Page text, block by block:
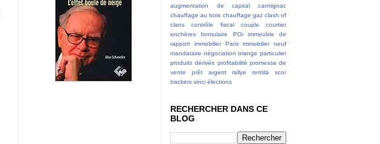
augmentation de capital
carmignac
chauffage au bois chauffage gaz clash of
clans
contrôle fiscal couple
courtier
enchères
formulaire POi
immeuble de
rapport
immobilier Paris
immobilier neuf
mandataire négociation orange particulier
produits dérivés profitabilité promesse de
vente
prêt argent rallye rentila
scor
trackers vinci élections
RECHERCHER DANS CE
BLOG